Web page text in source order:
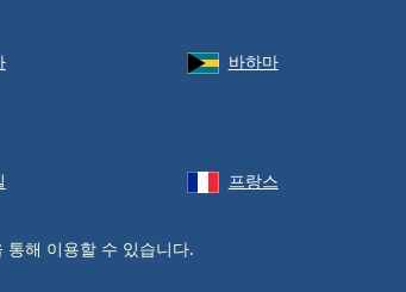
바하마
프랑스
통해 이용할 수 있습니다.